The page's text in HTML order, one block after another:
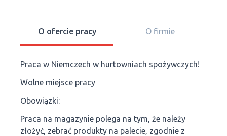
O ofercie pracy O firmie
Praca w Niemczech w hurtowniach spożywczych!
Wolne miejsce pracy
Obowiązki:
Praca na magazynie polega na tym, że należy
złożyć, zebrać produkty na palecie, zgodnie z